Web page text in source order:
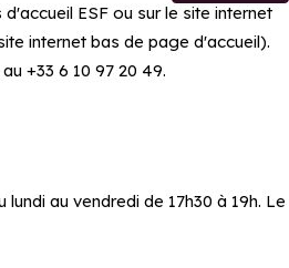
ESF ou sur le site internet
internet bas de page d'accueil).
+33 6 10 97 20 49.
au vendredi de 17h30 à 19h. Le